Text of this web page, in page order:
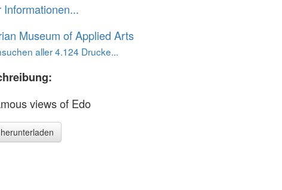
Informationen...
Museum of Applied Arts
aller 4.124 Drucke...
views of Edo